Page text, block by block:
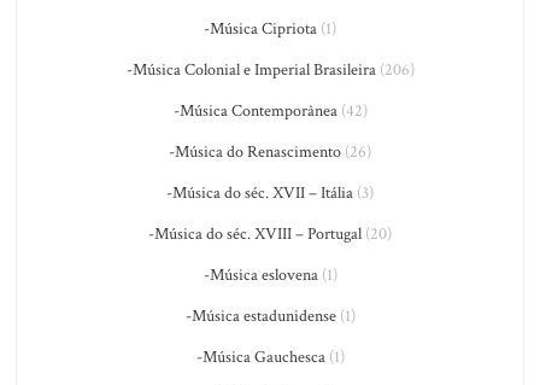
-Música Cipriota (1)
-Música Colonial e Imperial Brasileira(206)
-Música Contemporânea(42)
-Música do Renascimento (26)
-Música do séc. XVII – Itália (3)
-Música do séc. XVIII – Portugal (20)
-Música eslovena(1)
-Música estadunidense(1)
-Música Gauchesca(1)